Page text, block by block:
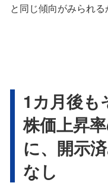
と同じ傾向がみられる
1カ月後も
株価上昇
に、開示
なし